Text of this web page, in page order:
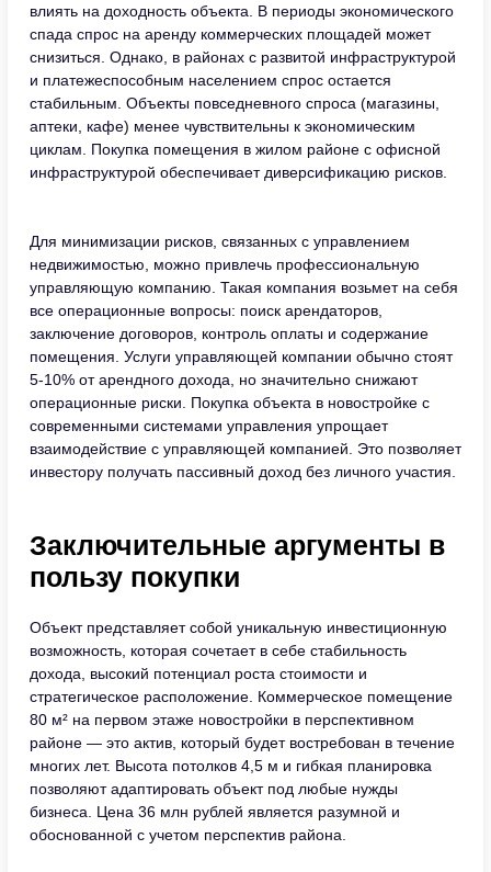
влиять на доходность объекта. В периоды экономического
спада спрос на аренду коммерческих площадей может
снизиться. Однако, в районах с развитой инфраструктурой
и платежеспособным населением спрос остается
стабильным. Объекты повседневного спроса (магазины,
аптеки, кафе) менее чувствительны к экономическим
циклам. Покупка помещения в жилом районе с офисной
инфраструктурой обеспечивает диверсификацию рисков.
Для минимизации рисков, связанных с управлением
недвижимостью, можно привлечь профессиональную
управляющую компанию. Такая компания возьмет на себя
все операционные вопросы: поиск арендаторов,
заключение договоров, контроль оплаты и содержание
помещения. Услуги управляющей компании обычно стоят
5-10% от арендного дохода, но значительно снижают
операционные риски. Покупка объекта в новостройке с
современными системами управления упрощает
взаимодействие с управляющей компанией. Это позволяет
инвестору получать пассивный доход без личного участия.
Заключительные аргументы в
пользу покупки
Объект представляет собой уникальную инвестиционную
возможность, которая сочетает в себе стабильность
дохода, высокий потенциал роста стоимости и
стратегическое расположение. Коммерческое помещение
80 м² на первом этаже новостройки в перспективном
районе — это актив, который будет востребован в течение
многих лет. Высота потолков 4,5 м и гибкая планировка
позволяют адаптировать объект под любые нужды
бизнеса. Цена 36 млн рублей является разумной и
обоснованной с учетом перспектив района.